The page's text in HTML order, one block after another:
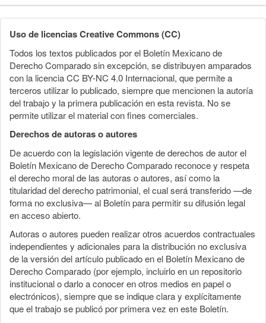
Detalles
del
artículo
Uso de licencias Creative Commons (CC)
Todos los textos publicados por el Boletín Mexicano de
Derecho Comparado sin excepción, se distribuyen amparados
con la licencia CC BY-NC 4.0 Internacional, que permite a
terceros utilizar lo publicado, siempre que mencionen la autoría
del trabajo y la primera publicación en esta revista. No se
permite utilizar el material con fines comerciales.
Derechos de autoras o autores
De acuerdo con la legislación vigente de derechos de autor el
Boletín Mexicano de Derecho Comparado reconoce y respeta
el derecho moral de las autoras o autores, así como la
titularidad del derecho patrimonial, el cual será transferido —de
forma no exclusiva— al Boletín para permitir su difusión legal
en acceso abierto.
Autoras o autores pueden realizar otros acuerdos contractuales
independientes y adicionales para la distribución no exclusiva
de la versión del artículo publicado en el Boletín Mexicano de
Derecho Comparado (por ejemplo, incluirlo en un repositorio
institucional o darlo a conocer en otros medios en papel o
electrónicos), siempre que se indique clara y explícitamente
que el trabajo se publicó por primera vez en este Boletín.